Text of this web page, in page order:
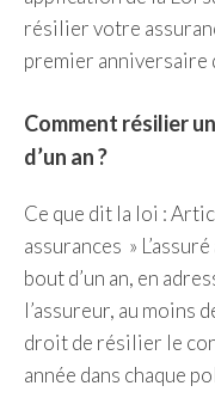
résilier votre
premier anniversaire
Comment résilier
d’un an ?
Ce que dit la loi :
assurances »
bout d’un an, en
l’assureur, au moins
droit de résilier le
année dans chaque